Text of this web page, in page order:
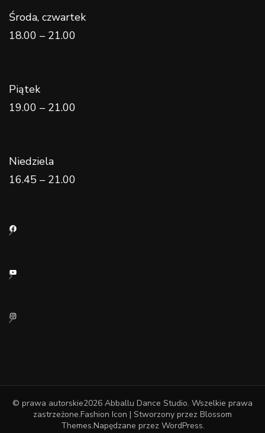
Środa, czwartek
18.00 – 21.00
Piątek
19.00 – 21.00
Niedziela
16.45 – 21.00
Facebook
YouTube
Instagram
© prawa autorskie2026 Abballu Dance Studio. Wszelkie prawa
zastrzeżone.Fashion Icon | Stworzony przez Blossom
Themes.Napędzane przez WordPress.